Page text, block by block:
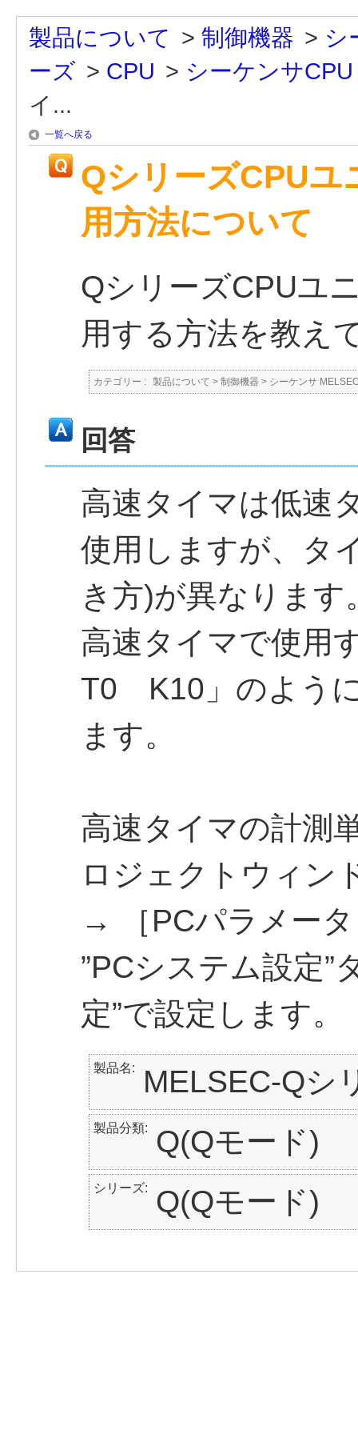
製品について > 制御機器 > シ
ーズ > CPU > シーケンサCPU
イ...
一覧へ戻る
QシリーズCPUユ
用方法について
QシリーズCPUユ
用する方法を教え
カテゴリー : 製品について > 制御機器 > シーケンサ
回答
高速タイマは低速
使用しますが、タ
き方)が異なります
高速タイマで使
T0 K10」のよう
ます。
高速タイマの計測
ロジェクトウィン
→ ［PCパラメー
”PCシステム設定”
定”で設定します。
製品名 MELSEC-Qシ
製品分類 Q(Qモード)
シリーズ Q(Qモード)